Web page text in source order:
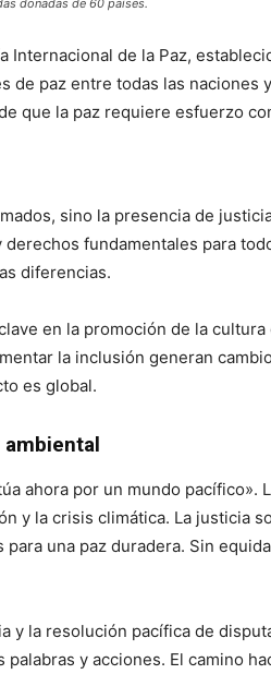
Internacional de la Paz,
de paz entre todas las naciones
que la paz requiere esfuerzo
sino la presencia de
fundamentales para
diferencias.
en la promoción de la cultura
la inclusión generan
es global.
ahora por un mundo pacífico».
y la crisis climática. La justicia
una paz duradera. Sin
y la resolución pacífica de
y acciones. El camino